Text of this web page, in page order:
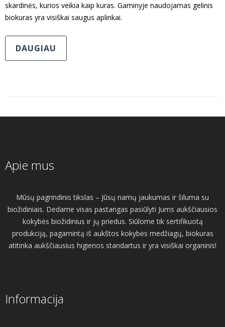
skardinės, kurios veikia kaip kuras. Gaminyje naudojamas gelinis
biokuras yra visiškai saugus aplinkai.
DAUGIAU
Apie mus
Mūsų pagrindinis tikslas – Jūsų namų jaukumas ir šiluma su
biožidiniais. Dedame visas pastangas pasiūlyti Jums aukščiausios
kokybės biožidinius ir jų priedus. Siūlome tik sertifikuotą
produkciją, pagamintą iš aukštos kokybės medžiagų, biokuras
atitinka aukščiausius higienos standartus ir yra visiškai organinis!
Informacija